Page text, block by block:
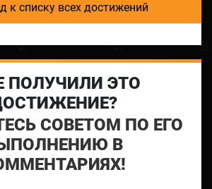
к списку всех достижений
ПОЛУЧИЛИ ЭТО
СОВЕТОМ ПО ЕГО
В